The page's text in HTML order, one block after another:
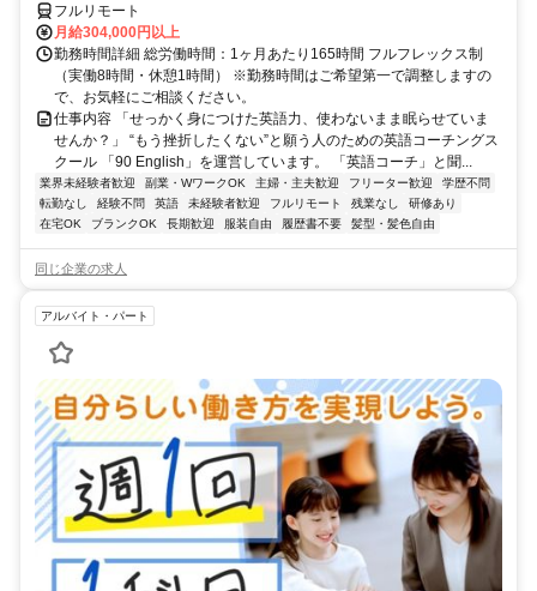
フルリモート
月給304,000円以上
勤務時間詳細 総労働時間：1ヶ月あたり165時間 フルフレックス制
（実働8時間・休憩1時間） ※勤務時間はご希望第一で調整しますの
で、お気軽にご相談ください。
仕事内容 「せっかく身につけた英語力、使わないまま眠らせていま
せんか？」 “もう挫折したくない”と願う人のための英語コーチングス
クール 「90 English」を運営しています。 「英語コーチ」と聞...
業界未経験者歓迎 副業・WワークOK 主婦・主夫歓迎 フリーター歓迎
学歴不問
転勤なし
経験不問 英語 未経験者歓迎 フルリモート 残業なし
研修あり
在宅OK
ブランクOK 長期歓迎 服装自由 履歴書不要 髪型・髪色自由
同じ企業の求人
アルバイト・パート